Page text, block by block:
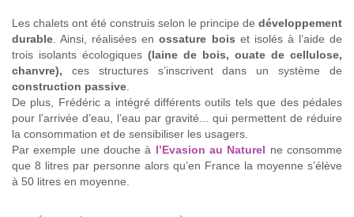
Les chalets ont été construis selon le principe de développement
durable . Ainsi, réalisées enossature bois et isolés à l’aide de
trois isolants écologiques (laine de bois, ouate de cellulose,
chanvre), ces structures s’inscrivent dans un système de
construction passive
De plus, Frédéric a intégré différents outils tels que des pédales
pour l’arrivée d’eau, l’eau par gravité... qui permettent de réduire
la consommation et de sensibiliser les usagers.
Par exemple une douche à l’Evasion au Naturel ne consomme
que 8 litres par personne alors qu’en France la moyenne s’élève
à 50 litres en moyenne.